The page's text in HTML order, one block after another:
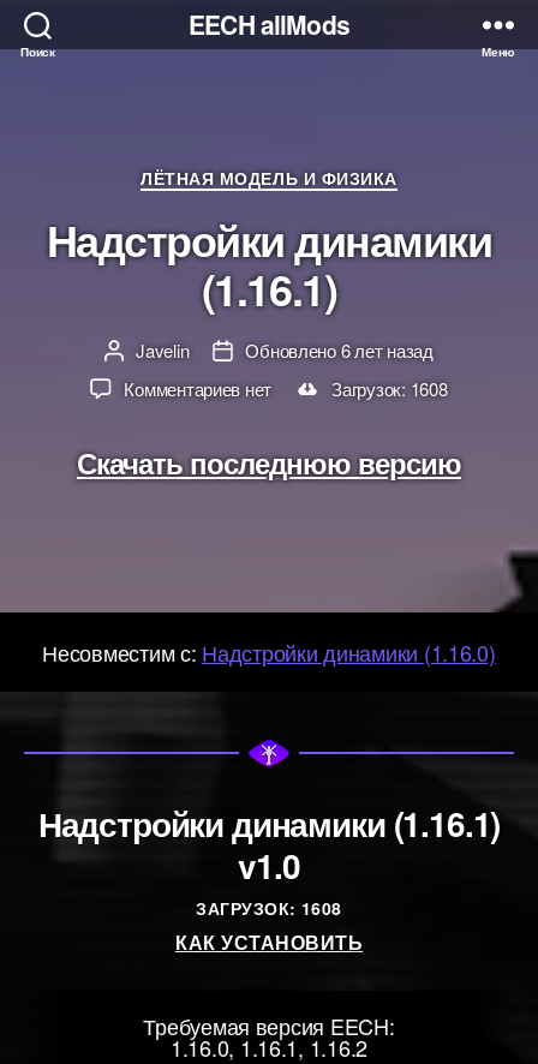
Поиск
EECH allMods
Меню
Разделы
ЛЁТНАЯ МОДЕЛЬ И ФИЗИКА
Надстройки динамики
(1.16.1)
АвторJavelin ДатаОбновлено 6 лет назад
Комментариевк
динамики
нет Загрузок: 1608
Скачать последнюю версию
Несовместим с: Надстройки динамики (1.16.0)
Надстройки динамики (1.16.1)
v1.0
ЗАГРУЗОК: 1608
КАК УСТАНОВИТЬ
Требуемая версия EECH:
1.16.0, 1.16.1, 1.16.2